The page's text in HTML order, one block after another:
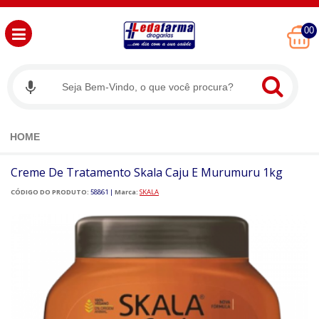
00
HOME
Creme De Tratamento Skala Caju E Murumuru 1kg
CÓDIGO DO PRODUTO: 58861 | Marca: SKALA